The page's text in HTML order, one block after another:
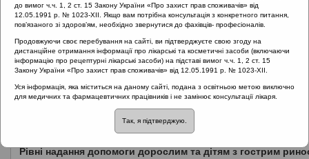
Рубрика:
Гострий риносинусит
Назва:
Уніфікований та локальні клінічні протоколи первинної,
вторинної та третинної медичної допомоги (коментарі)
Рівні надання допомоги дорослим та дітям з гострим
до вимог ч.ч. 1, 2 ст. 15 Закону України «Про захист прав споживачів» від
12.05.1991 р. № 1023-XII. Якщо вам потрібна консультація з конкретного питання,
пов’язаного зі здоров’ям, необхідно звернутися до фахівців- професіоналів.
Продовжуючи своє перебування на сайті, ви підтверджуєте свою згоду на
дистанційне отримання інформації про лікарські та косметичні засоби (включаючи
інформацію про рецептурні лікарські засоби) на підставі вимог ч.ч. 1, 2 ст. 15
Закону України «Про захист прав споживачів» від 12.05.1991 р. № 1023-XII.
Уся інформація, яка міститься на даному сайті, подана з освітньою метою виключно
для медичних та фармацевтичних працівників і не замінює консультації лікаря.
Так, я підтверджую.